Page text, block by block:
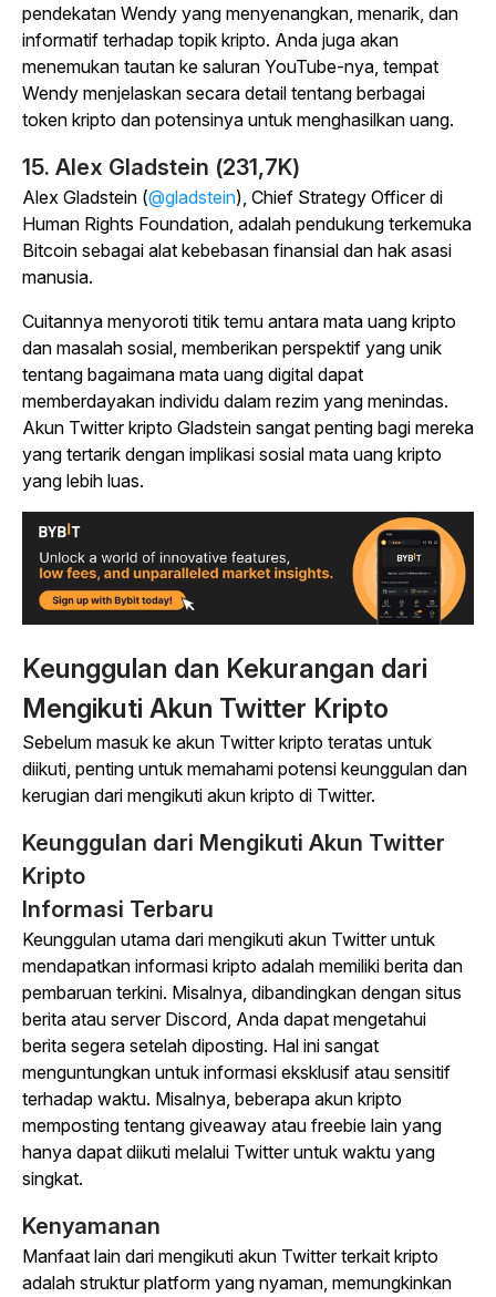
pendekatan Wendy yang menyenangkan, menarik, dan
informatif terhadap topik kripto. Anda juga akan
menemukan tautan ke saluran YouTube-nya, tempat
Wendy menjelaskan secara detail tentang berbagai
token kripto dan potensinya untuk menghasilkan uang.
15. Alex Gladstein (231,7K)
Alex Gladstein (@gladstein), Chief Strategy Officer di
Human Rights Foundation, adalah pendukung terkemuka
Bitcoin sebagai alat kebebasan finansial dan hak asasi
manusia.
Cuitannya menyoroti titik temu antara mata uang kripto
dan masalah sosial, memberikan perspektif yang unik
tentang bagaimana mata uang digital dapat
memberdayakan individu dalam rezim yang menindas.
Akun Twitter kripto Gladstein sangat penting bagi mereka
yang tertarik dengan implikasi sosial mata uang kripto
yang lebih luas.
Keunggulan dan Kekurangan dari
Mengikuti Akun Twitter Kripto
Sebelum masuk ke akun Twitter kripto teratas untuk
diikuti, penting untuk memahami potensi keunggulan dan
kerugian dari mengikuti akun kripto di Twitter.
Keunggulan dari Mengikuti Akun Twitter
Kripto
Informasi Terbaru
Keunggulan utama dari mengikuti akun Twitter untuk
mendapatkan informasi kripto adalah memiliki berita dan
pembaruan terkini. Misalnya, dibandingkan dengan situs
berita atau server Discord, Anda dapat mengetahui
berita segera setelah diposting. Hal ini sangat
menguntungkan untuk informasi eksklusif atau sensitif
terhadap waktu. Misalnya, beberapa akun kripto
memposting tentang giveaway atau freebie lain yang
hanya dapat diikuti melalui Twitter untuk waktu yang
singkat.
Kenyamanan
Manfaat lain dari mengikuti akun Twitter terkait kripto
adalah struktur platform yang nyaman, memungkinkan